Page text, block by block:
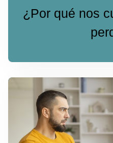
¿Por qué nos